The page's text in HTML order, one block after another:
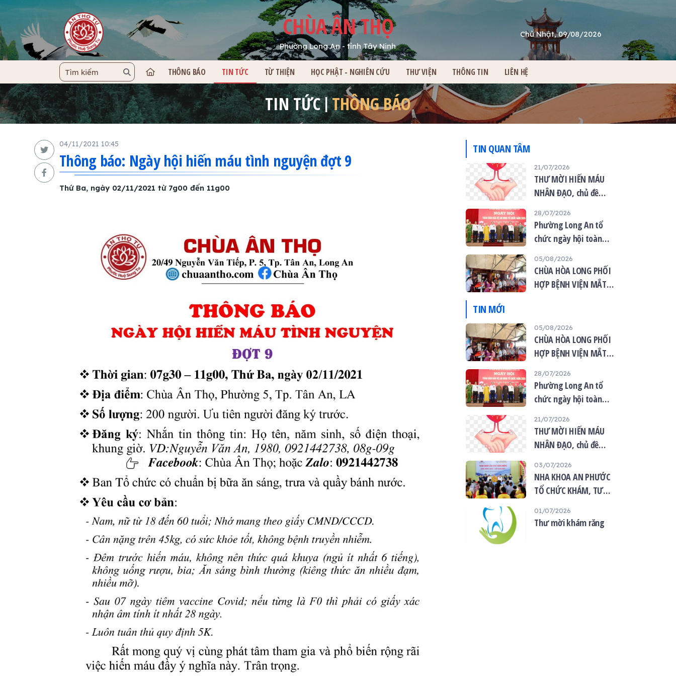
CHÙA ÂN THỌ
Phường Long An - tỉnh Tây Ninh
Chủ Nhật, 09/08/2026
TRANG CHỦ
THÔNG BÁO TIN TỨC TỪ THIỆN HỌC PHẬT - NGHIÊN CỨU THƯ VIỆN THÔNG TIN LIÊN HỆ
TIN TỨC THÔNG BÁO
04/11/2021 10:45
Thông báo: Ngày hội hiến máu tình nguyện đợt 9
Thứ Ba, ngày 02/11/2021 từ 7g00 đến 11g00
TIN QUAN TÂM
21/07/2026
THƯ MỜI HIẾN MÁU
NHÂN ĐẠO, chủ đề
mùa Vu lan”
28/07/2026
Phường Long An tổ
chức ngày hội toàn
quốc năm 2026
05/08/2026
CHÙA HÒA LONG PHỐI
HỢP BỆNH VIỆN MẮT
NGƯỜI DÂN
TIN MỚI
05/08/2026
CHÙA HÒA LONG PHỐI
HỢP BỆNH VIỆN MẮT
MẮT MIỄN PHÍ CHO 120
NGƯỜI DÂN
28/07/2026
Phường Long An tổ
chức ngày hội toàn
quốc năm 2026
21/07/2026
THƯ MỜI HIẾN MÁU
NHÂN ĐẠO, chủ đề
mùa Vu lan”
03/07/2026
NHA KHOA AN PHƯỚC
TỔ CHỨC KHÁM, TƯ
MIỆNG MIỄN PHÍ TẠI
01/07/2026
Thư mời khám răng